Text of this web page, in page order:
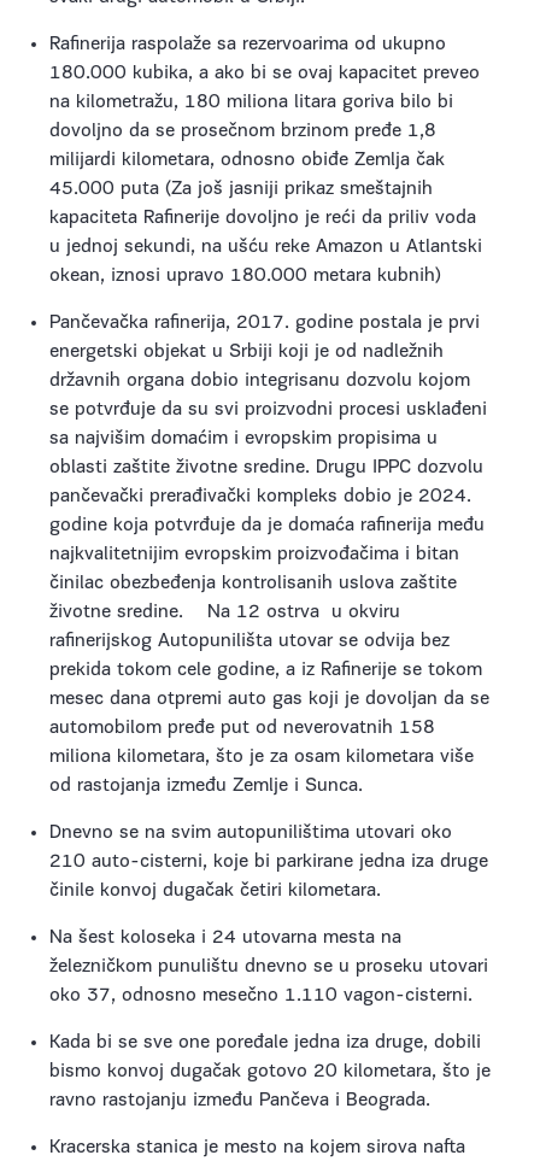
Rafinerija raspolaže sa rezervoarima od ukupno
180.000 kubika, a ako bi se ovaj kapacitet preveo
na kilometražu, 180 miliona litara goriva bilo bi
dovoljno da se prosečnom brzinom pređe 1,8
milijardi kilometara, odnosno obiđe Zemlja čak
45.000 puta (Za još jasniji prikaz smeštajnih
kapaciteta Rafinerije dovoljno je reći da priliv voda
u jednoj sekundi, na ušću reke Amazon u Atlantski
okean, iznosi upravo 180.000 metara kubnih)
Pančevačka rafinerija, 2017. godine postala je prvi
energetski objekat u Srbiji koji je od nadležnih
državnih organa dobio integrisanu dozvolu kojom
se potvrđuje da su svi proizvodni procesi usklađeni
sa najvišim domaćim i evropskim propisima u
oblasti zaštite životne sredine. Drugu IPPC dozvolu
pančevački prerađivački kompleks dobio je 2024.
godine koja potvrđuje da je domaća rafinerija među
najkvalitetnijim evropskim proizvođačima i bitan
činilac obezbeđenja kontrolisanih uslova zaštite
životne sredine. Na 12 ostrva u okviru
rafinerijskog Autopunilišta utovar se odvija bez
prekida tokom cele godine, a iz Rafinerije se tokom
mesec dana otpremi auto gas koji je dovoljan da se
automobilom pređe put od neverovatnih 158
miliona kilometara, što je za osam kilometara više
od rastojanja između Zemlje i Sunca.
Dnevno se na svim autopunilištima utovari oko
210 auto-cisterni, koje bi parkirane jedna iza druge
činile konvoj dugačak četiri kilometara.
Na šest koloseka i 24 utovarna mesta na
železničkom punulištu dnevno se u proseku utovari
oko 37, odnosno mesečno 1.110 vagon-cisterni.
Kada bi se sve one poređale jedna iza druge, dobili
bismo konvoj dugačak gotovo 20 kilometara, što je
ravno rastojanju između Pančeva i Beograda.
Kracerska stanica je mesto na kojem sirova nafta